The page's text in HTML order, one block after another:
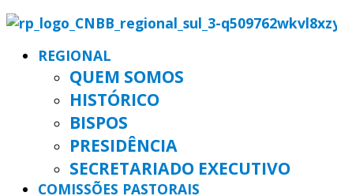
REGIONAL
QUEM SOMOS
HISTÓRICO
BISPOS
PRESIDÊNCIA
SECRETARIADO EXECUTIVO
COMISSÕES PASTORAIS